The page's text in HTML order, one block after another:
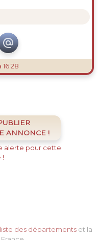

16:28
ANNONCE !
alerte pour cette
!
liste des départements et la